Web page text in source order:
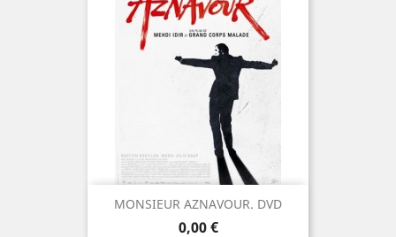
MONSIEUR AZNAVOUR. DVD
Prix
0,00 €